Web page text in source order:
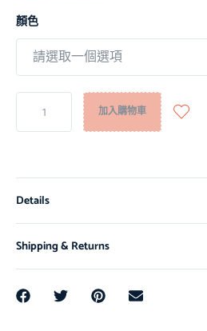
顏色
加入購物車
Details
Shipping & Returns